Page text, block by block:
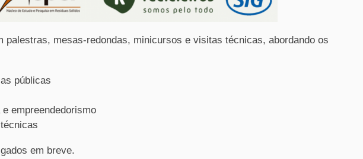
palestras, mesas-redondas, minicursos e visitas técnicas, abordando os
públicas
empreendedorismo
em breve.